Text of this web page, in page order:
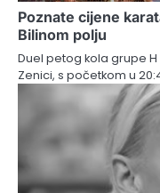
Poznate cijene
Bilinom polju
Duel petog kola grupe
Zenici, s početkom u